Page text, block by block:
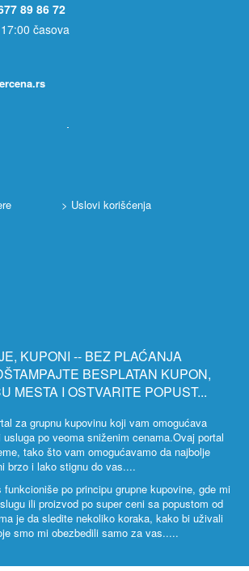
89 86 72
časova
> Uslovi korišćenja
KUPONI -- BEZ PLAĆANJA
BESPLATAN KUPON,
MESTA I OSTVARITE POPUST...
za grupnu kupovinu koji vam omogućava
po veoma sniženim cenama.Ovaj portal
tako što vam omogućavamo da najbolje
brzo i lako stignu do vas....
funkcioniše po principu grupne kupovine, gde mi
ili proizvod po super ceni sa popustom od
je da sledite nekoliko koraka, kako bi uživali
smo mi obezbedili samo za vas.....